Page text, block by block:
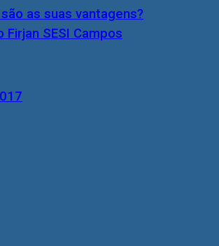
as suas vantagens?
SESI Campos